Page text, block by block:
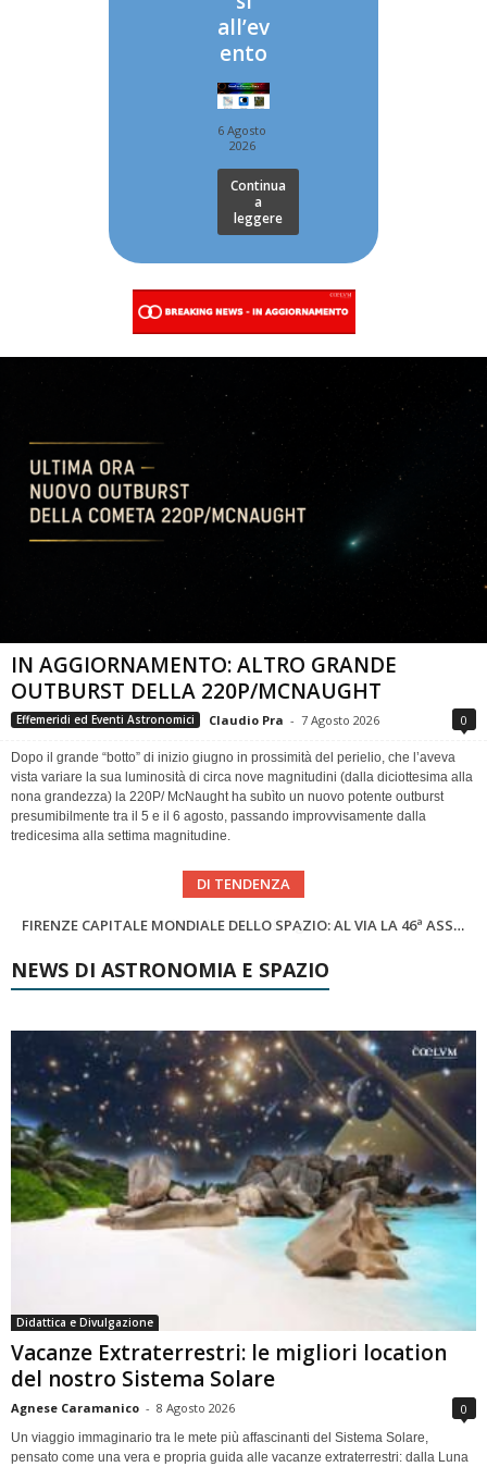
all’ev
ento
6 Agosto
2026
Continua
a
leggere
IN AGGIORNAMENTO: ALTRO GRANDE
OUTBURST DELLA 220P/MCNAUGHT
Effemeridi ed Eventi Astronomici Claudio Pra - 7 Agosto 2026 0
Dopo il grande “botto” di inizio giugno in prossimità del perielio, che l’aveva
vista variare la sua luminosità di circa nove magnitudini (dalla diciottesima alla
nona grandezza) la 220P/ McNaught ha subìto un nuovo potente outburst
presumibilmente tra il 5 e il 6 agosto, passando improvvisamente dalla
tredicesima alla settima magnitudine.
DI TENDENZA
Cielo del Mese di Agosto 2026
SUPERNOVAE aggiornamenti del mese – Agosto 2026
NEWS DI ASTRONOMIA E SPAZIO
Didattica e Divulgazione
Vacanze Extraterrestri: le migliori location
del nostro Sistema Solare
Agnese Caramanico - 8 Agosto 2026 0
Un viaggio immaginario tra le mete più affascinanti del Sistema Solare,
pensato come una vera e propria guida alle vacanze extraterrestri: dalla Luna